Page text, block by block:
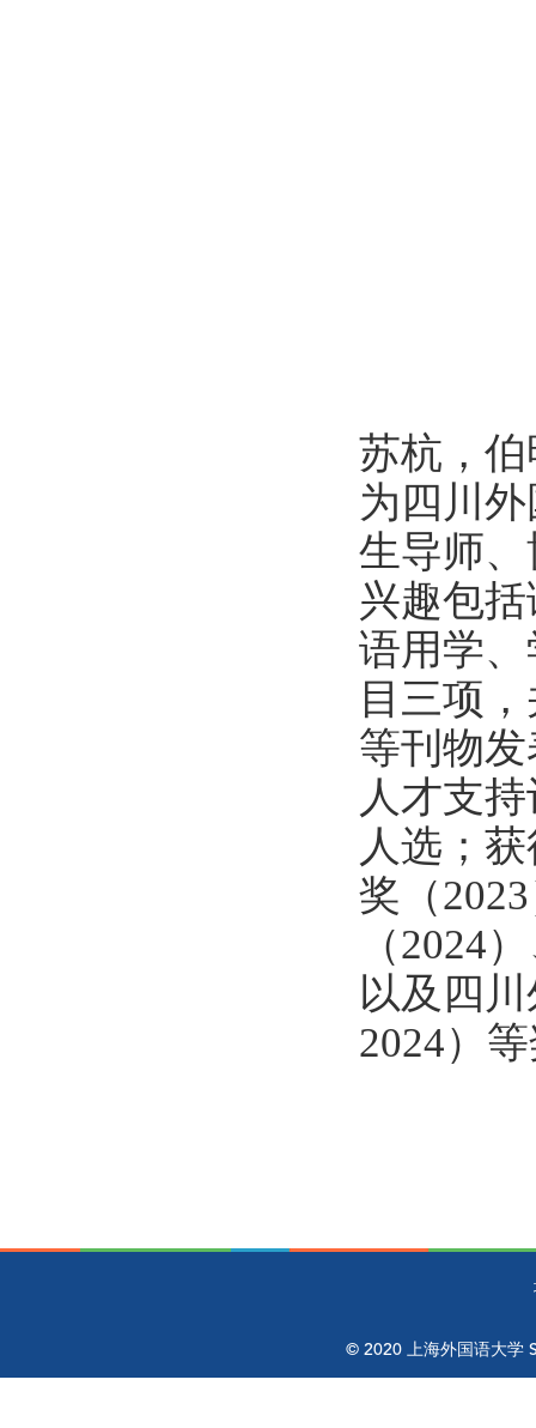
苏杭，
为四川
生导师
兴趣包
语用学
目三项
等刊物
人才支
人选；
奖（
（2024
以及四
2024）
© 2020 上海外国语大学